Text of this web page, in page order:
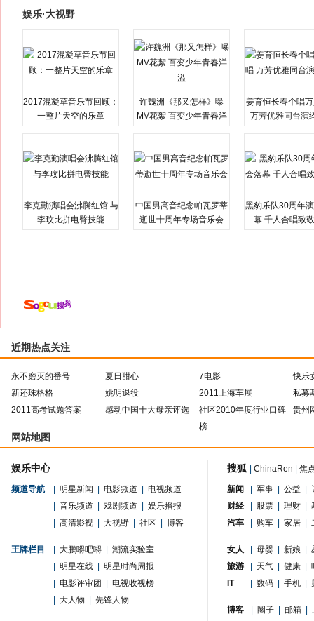
娱乐·大视野
2017混凝草音乐节回顾：
一整片天空的乐章
许魏洲《那又怎样》曝
MV花絮 百变少年青春洋
姜育恒长春个唱
万芳优雅同台演
李克勤演唱会沸腾红馆 与
李玟比拼电臀技能
中国男高音纪念帕瓦罗蒂
逝世十周年专场音乐会
黑豹乐队30周年
幕 千人合唱致
近期热点关注
永不磨灭的番号 夏日甜心 7电影
快乐
新还珠格格
姚明退役 2011上海车展
私募
2011高考试题答案
感动中国十大母亲评选
社区2010年度行业口碑
榜
贵州
网站地图
娱乐中心
频道导航 明星新闻 电影频道
电视频道
音乐频道 戏剧频道
娱乐播报
高清影视 大视野 社区 博客
王牌栏目 大鹏嘚吧嘚
潮流实验室
明星在线
明星时尚周报
电影评审团
电视收视榜
大人物 先锋人物
搜狐 ChinaRen 焦
新闻 军事 公益
财经
股票 理财
汽车
购车 家居
女人 母婴 新娘
旅游
天气 健康
IT
数码 手机
博客 圈子 邮箱